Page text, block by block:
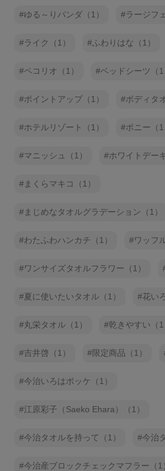
ゆる～りパンダ（1） ラージフ
ライク（1） ふわりはな（1）
ペコリオ（1） ベッドシーツ（1
ポイントアップ（1） ボディタ
ホテルリゾート（1） ボニー（1
マニッシュ（1） ホワイトデー
まくらマキコ（1）
まじめなタオルグラデーション（1）
わたふわハンカチ（1） ワッフ
ワンサイズタオルフラワー（1）
夏に使いたいタオル（1） 花い
丸栄タオル（1） 乾きやすい（1
吉井啓（1） 限定商品（1）
今治いろはポッケ（1）
江原彩子（Saeko Ehara）（1）
今治タオルを持って（1） 今治
今治産ブロックチェックマフラー（1